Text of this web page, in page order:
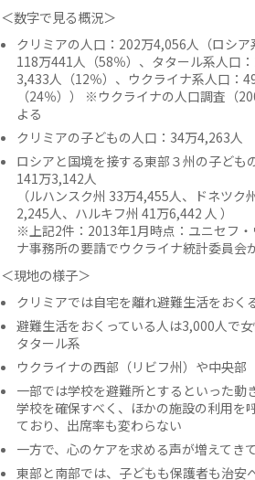
＜数字で見る概況＞
クリミアの人口：202万4,056人（ロシア
118万441人（58％）、タタール系人口
3,433人（12％）、ウクライナ系人口：
（24％）） ※ウクライナの人口調査（
よる
クリミアの子どもの人口：34万4,263人
ロシアと国境を接する東部３州の子ども
141万3,142人
（ルハンスク州 33万4,455人、ドネツク
2,245人、ハルキフ州 41万6,442 人 ）
※上記2件：2013年1月時点：ユニセフ・
ナ事務所の要請でウクライナ統計委員会
＜現地の様子＞
クリミアでは自宅を離れ避難生活をお
避難生活をおくっている人は3,000人で
タタール系
ウクライナの西部（リビフ州）や中央
一部では学校を避難所とするといった動
学校を確保すべく、ほかの施設の利用を
ており、出席率も変わらない
一方で、心のケアを求める声が増えてき
東部と南部では、子どもも保護者も治安